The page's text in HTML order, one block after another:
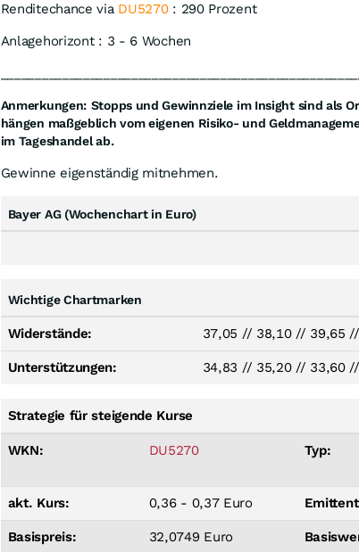
Renditechance via DU5270: 290 Prozent
Anlagehorizont : 3 - 6 Wochen
Anmerkungen: Stopps und Gewinnziele im Insight sind als
hängen maßgeblich vom eigenen Risiko- und
im Tageshandel ab.
Gewinne eigenständig mitnehmen.
Bayer AG (Wochenchart in Euro)
Wichtige Chartmarken
Widerstände: 37,05 // 38,10 // 39,65 //
Unterstützungen: 34,83 // 35,20 // 33,60 //
Strategie für steigende Kurse
WKN: DU5270 Typ:
akt. Kurs: 0,36 - 0,37 Euro
Basispreis: 32,0749 Euro